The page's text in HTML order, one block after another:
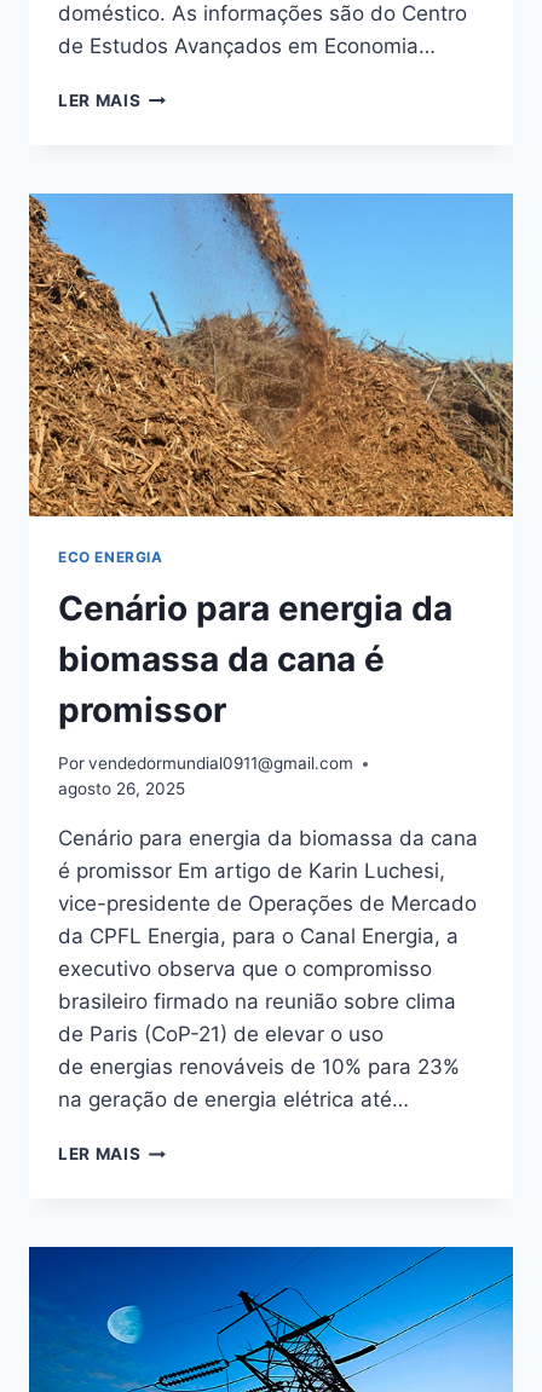
doméstico. As informações são do Centro
de Estudos Avançados em Economia…
LER MAIS USINAS
E
SUSTENTAM
ETANOL
E
AÇÚCAR
ECO ENERGIA
Cenário para energia da
biomassa da cana é
promissor
Porvendedormundial0911@gmail.com
agosto 26, 2025
Cenário para energia da biomassa da cana
é promissor Em artigo de Karin Luchesi,
vice-presidente de Operações de Mercado
da CPFL Energia, para o Canal Energia, a
executivo observa que o compromisso
brasileiro firmado na reunião sobre clima
de Paris (CoP-21) de elevar o uso
de energias renováveis de 10% para 23%
na geração de energia elétrica até…
LER MAIS CENÁRIO
BIOMASSA
É
PROMISSOR